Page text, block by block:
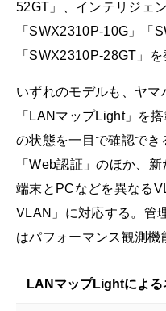
52GT」、インテリジェ
「SWX2310P-10G」「
「SWX2310P-28GT」を
いずれのモデルも、ヤ
「LANマップLight」を
の状態を一目で確認でき
「Web認証」のほか、
端末とPCなどを異なる
VLAN」に対応する。管
はパフォーマンス観測機
LANマップLightによ